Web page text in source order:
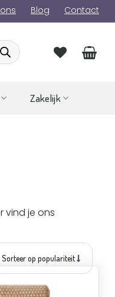
Blog Contact
Zakelijk
vind je ons